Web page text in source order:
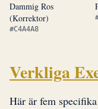
Dammig Ros
(Korrektor)
#C4A4A8
Verkliga
Här är fem